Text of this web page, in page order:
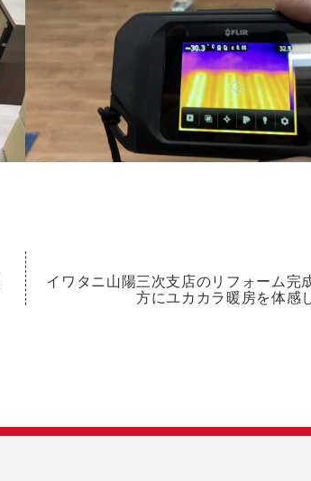
イワタニ山陽三次支店のリフォーム完
方にユカカラ暖房を体感